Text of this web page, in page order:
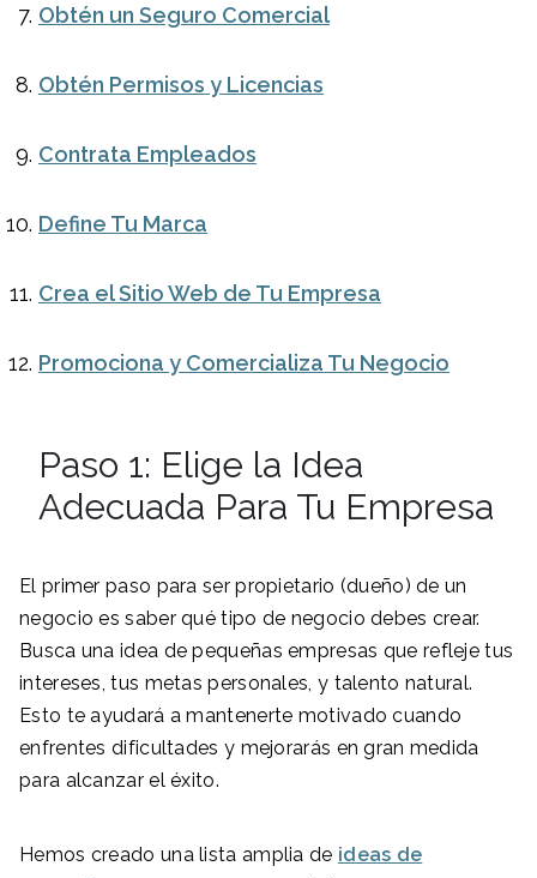
Obtén un Seguro Comercial
Obtén Permisos y Licencias
Contrata Empleados
Define Tu Marca
Crea el Sitio Web de Tu Empresa
Promociona y Comercializa Tu Negocio
Paso 1: Elige la Idea
Adecuada Para Tu Empresa
El primer paso para ser propietario (dueño) de un
negocio es saber qué tipo de negocio debes crear.
Busca una idea de pequeñas empresas que refleje tus
intereses, tus metas personales, y talento natural.
Esto te ayudará a mantenerte motivado cuando
enfrentes dificultades y mejorarás en gran medida
para alcanzar el éxito.
Hemos creado una lista amplia de ideas de